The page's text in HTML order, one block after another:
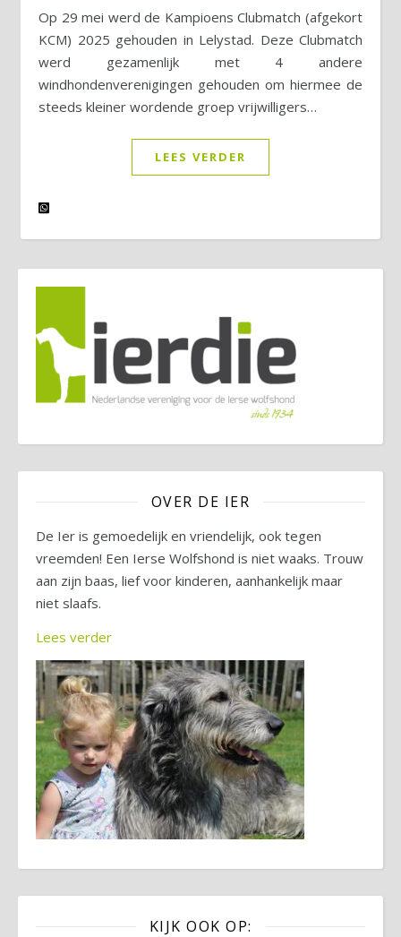
Op 29 mei werd de Kampioens Clubmatch (afgekort
KCM) 2025 gehouden in Lelystad. Deze Clubmatch
werd gezamenlijk met 4 andere
windhondenverenigingen gehouden om hiermee de
steeds kleiner wordende groep vrijwilligers…
LEES VERDER
OVER DE IER
De Ier is gemoedelijk en vriendelijk, ook tegen
vreemden! Een Ierse Wolfshond is niet waaks. Trouw
aan zijn baas, lief voor kinderen, aanhankelijk maar
niet slaafs.
Lees verder
KIJK OOK OP: